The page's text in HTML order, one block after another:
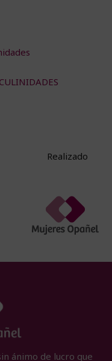
por:
ánimo de lucro que